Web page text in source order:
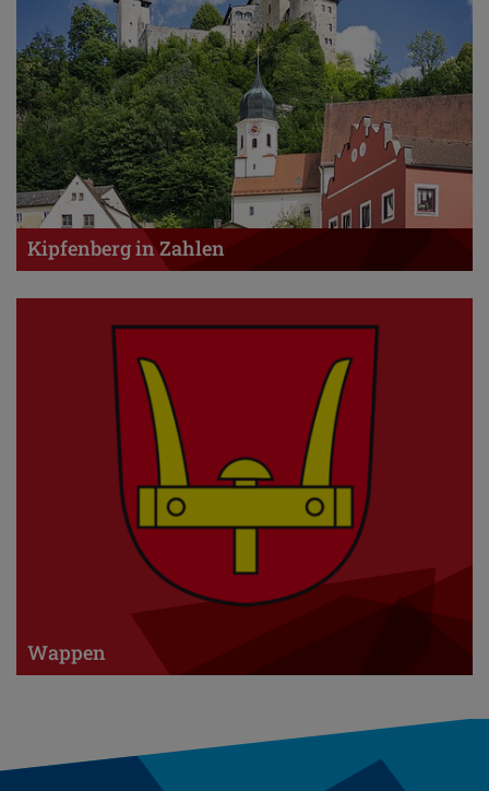
Kipfenberg in Zahlen
Wappen